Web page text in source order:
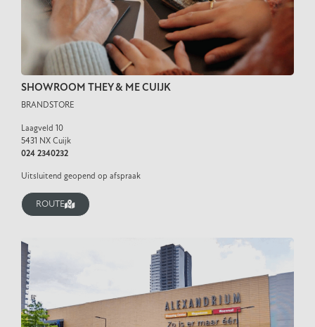
SHOWROOM THEY & ME CUIJK
BRANDSTORE
Laagveld 10
5431 NX Cuijk
024 2340232
Uitsluitend geopend op afspraak
ROUTE